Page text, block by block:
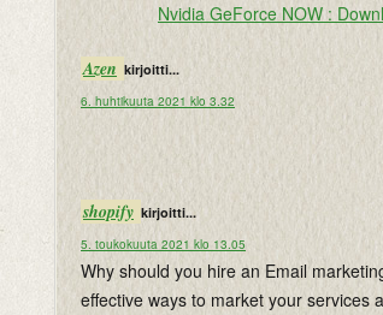
Nvidia GeForce NOW :
Azen kirjoitti...
6. huhtikuuta 2021 klo 3.32
shopify kirjoitti...
5. toukokuuta 2021 klo 13.05
Why should you hire an Email
effective ways to market your services